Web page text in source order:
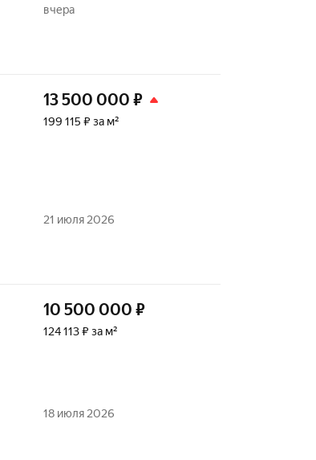
вчера
13 500 000 ₽
199 115 ₽ за м²
21 июля 2026
10 500 000 ₽
124 113 ₽ за м²
18 июля 2026